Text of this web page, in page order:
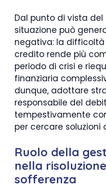
Dal punto di vista
situazione può
negativa: la
credito rende più
periodo di crisi e
finanziaria
dunque, adottare
responsabile del
tempestivamente
per cercare soluzioni
Ruolo della
nella
sofferenza